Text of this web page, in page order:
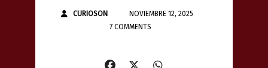
CURIOSON
NOVIEMBRE 12, 2025
7 COMMENTS